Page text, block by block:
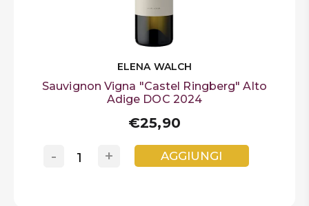
ELENA WALCH
Sauvignon Vigna "Castel Ringberg" Alto
Adige DOC 2024
€25,90
+
- AGGIUNGI